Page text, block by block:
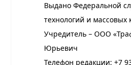
Выдано Федеральной
технологий и массовых
Учредитель – ООО
Юрьевич
Телефон редакции: +7